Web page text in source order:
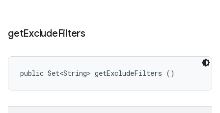
getExcludeFilters
public Set<String> getExcludeFilters ()